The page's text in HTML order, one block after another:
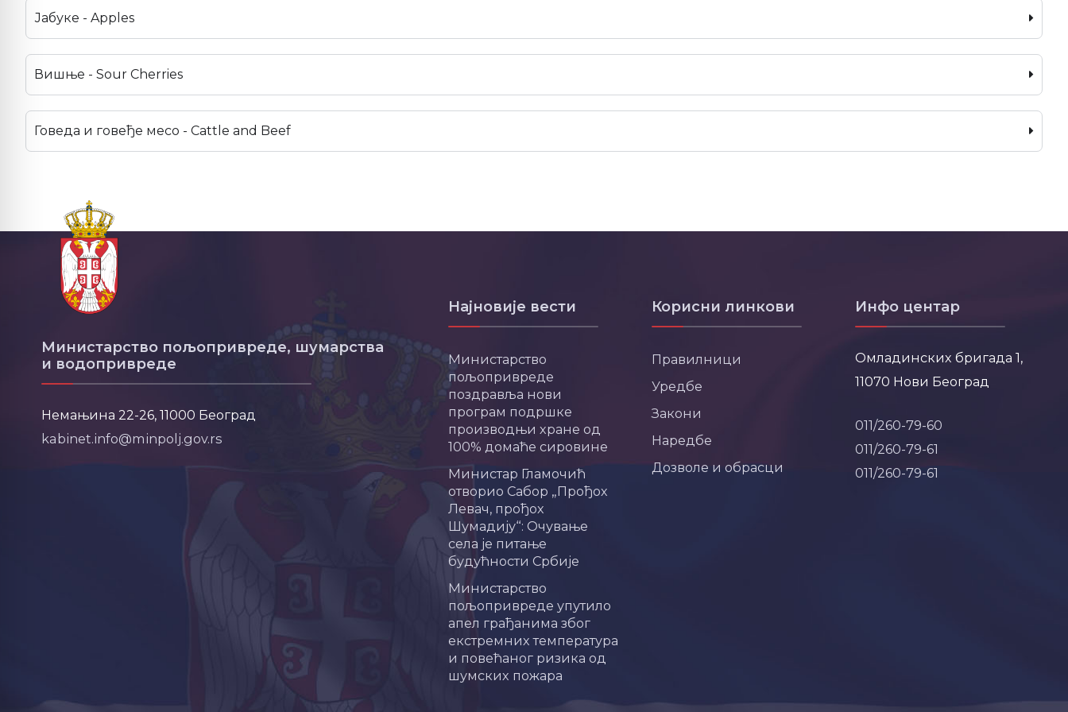
Јабуке - Apples
Вишње - Sour Cherries
Говеда и говеђе месо - Cattle and Beef
Министарство пољопривреде, шумарства
и водопривреде
Немањина 22-26, 11000 Београд
kabinet.info@minpolj.gov.rs
Најновије вести
Министарство
пољопривреде
поздравља нови
програм подршке
производњи хране од
100% домаће сировине
Министар Гламочић
отворио Сабор „Прођох
Левач, прођох
Шумадију“: Очување
села је питање
будућности Србије
Министарство
пољопривреде упутило
апел грађанима због
екстремних температура
и повећаног ризика од
шумских пожара
Корисни линкови
Правилници
Уредбе
Закони
Наредбе
Дозволе и обрасци
Инфо центар
Омладинских бригада 1,
11070 Нови Београд
011/260-79-60
011/260-79-61
011/260-79-61